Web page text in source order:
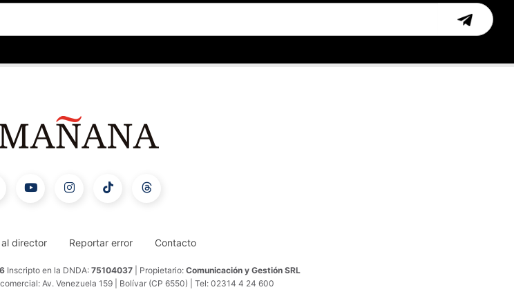
director Reportar error Contacto
Inscripto en la DNDA: 75104037 | Propietario: Comunicación y Gestión SRL
Av. Venezuela 159 | Bolívar (CP 6550) | Tel: 02314 4 24 600